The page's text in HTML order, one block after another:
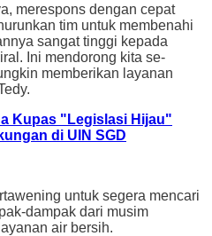
merespons dengan cepat
tim untuk membenahi
sangat tinggi kepada
Ini mendorong kita se-
memberikan layanan
Kupas "Legislasi Hijau"
di UIN SGD
untuk segera mencari
dampak dari musim
air bersih.